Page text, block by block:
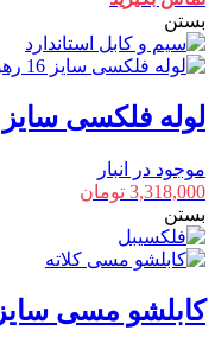
بستن
لوله فلکسی سایز 16 رهورد خراسان
موجود در انبار
3,318,000 تومان
بستن
کابلشو مسی سایز 185